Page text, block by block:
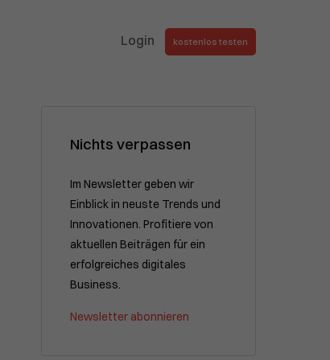
Login kostenlos testen
Nichts verpassen
Im Newsletter geben wir
Einblick in neuste Trends und
Innovationen. Profitiere von
aktuellen Beiträgen für ein
erfolgreiches digitales
Business.
Newsletter abonnieren